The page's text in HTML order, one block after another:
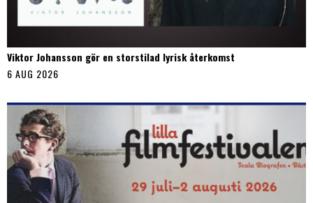
Viktor Johansson gör en storstilad lyrisk återkomst
6 AUG 2026